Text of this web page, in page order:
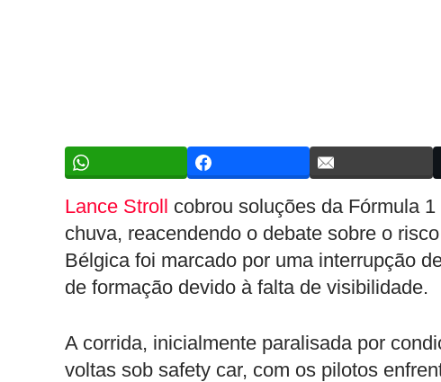
Lance Stroll cobrou soluções da Fórmula
chuva, reacendendo o debate sobre o
Bélgica foi marcado por uma interrupção
de formação devido à falta de visibilidade.
A corrida, inicialmente paralisada por
voltas sob safety car, com os pilotos